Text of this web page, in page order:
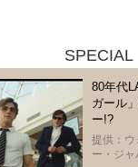
SPECIAL
80年代
ガール
ー!?
提供：ウ
ー・ジャ